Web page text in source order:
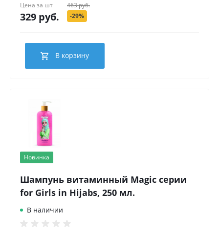
Цена за шт
329 руб.
463 руб.
-29%
В корзину
Новинка
Шампунь витаминный Magic серии
for Girls in Hijabs, 250 мл.
В наличии